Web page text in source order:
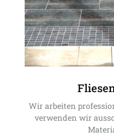
Wir arbeiten
verwenden wir